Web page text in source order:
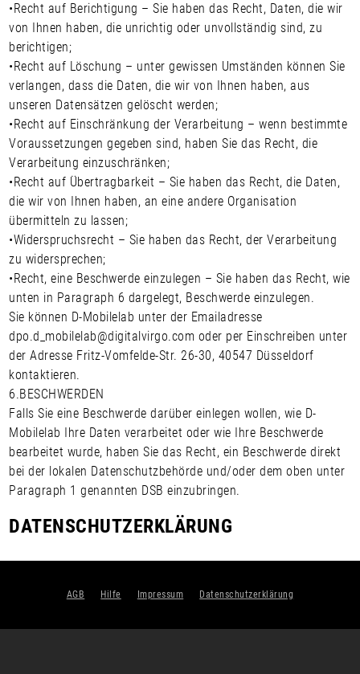
• Recht auf Berichtigung – Sie haben das Recht, Daten, die wir
von Ihnen haben, die unrichtig oder unvollständig sind, zu
berichtigen;
• Recht auf Löschung – unter gewissen Umständen können Sie
verlangen, dass die Daten, die wir von Ihnen haben, aus
unseren Datensätzen gelöscht werden;
• Recht auf Einschränkung der Verarbeitung – wenn bestimmte
Voraussetzungen gegeben sind, haben Sie das Recht, die
Verarbeitung einzuschränken;
• Recht auf Übertragbarkeit – Sie haben das Recht, die Daten,
die wir von Ihnen haben, an eine andere Organisation
übermitteln zu lassen;
•Widerspruchsrecht – Sie haben das Recht, der Verarbeitung
zu widersprechen;
• Recht, eine Beschwerde einzulegen – Sie haben das Recht, wie
unten in Paragraph 6 dargelegt, Beschwerde einzulegen.
Sie können D-Mobilelab unter der Emailadresse
dpo.d_mobilelab@digitalvirgo.com oder per Einschreiben unter
der Adresse Fritz-Vomfelde-Str. 26-30, 40547 Düsseldorf
kontaktieren.
6.BESCHWERDEN
Falls Sie eine Beschwerde darüber einlegen wollen, wie D-
Mobilelab Ihre Daten verarbeitet oder wie Ihre Beschwerde
bearbeitet wurde, haben Sie das Recht, ein Beschwerde direkt
bei der lokalen Datenschutzbehörde und/oder dem oben unter
Paragraph 1 genannten DSB einzubringen.
DATENSCHUTZERKLÄRUNG
AGB Hilfe Impressum Datenschutzerklärung